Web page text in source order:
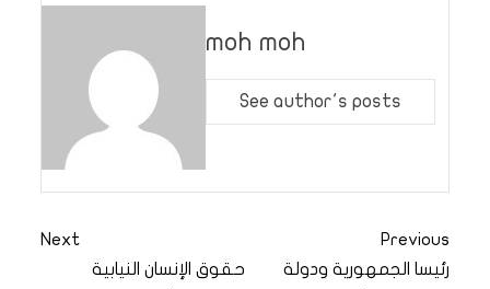
moh moh
See author's posts
Previous
رئيسا الجمهورية ودولة
Next
حقوق الإنسان النيابية